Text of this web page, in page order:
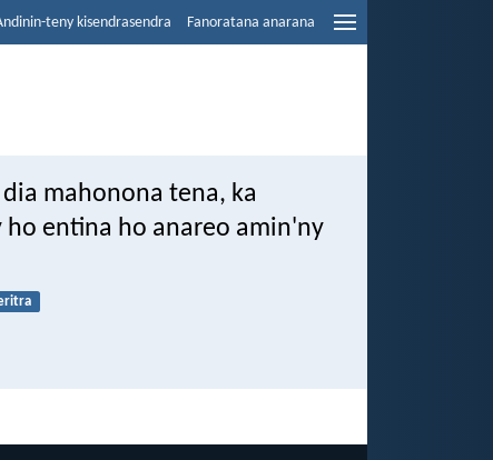
teny kisendrasendra Fanoratana anarana
mahonona tena, ka
ho entina ho anareo amin'ny